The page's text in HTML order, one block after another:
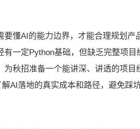
懂AI的能力边界，才能合理规划产
有一定Python基础，但缺乏完整项
秋招准备一个能讲深、讲透的项目
AI落地的真实成本和路径，避免踩坑